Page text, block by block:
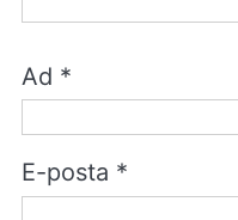
Ad *
E-posta *